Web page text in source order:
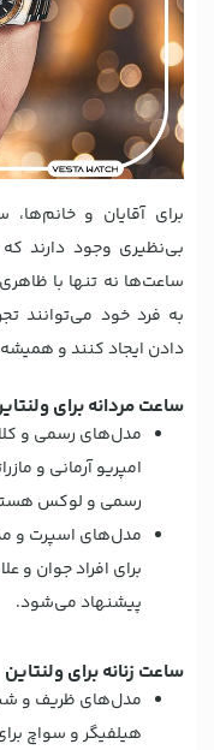
برای آقایان و
بی‌نظیری وجود دارند
ساعت‌ها نه تنها با
به فرد خود می‌توانند
دادن ایجاد کنند و
ساعت مردانه برای
مدل‌های رسمی و
امپریو آرمانی و
رسمی و لوکس
مدل‌های اسپرت و
برای افراد جوان
پیشنهاد می‌شود.
ساعت زنانه برای ولنتاین
مدل‌های ظریف و
هیلفیگر و سواچ